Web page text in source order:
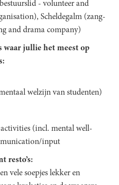
- volunteer and
Scheldegalm (zang-
and drama company)
waar jullie het meest op
welzijn van studenten)
(incl. mental well-
input
resto’s:
vele soepjes lekker en